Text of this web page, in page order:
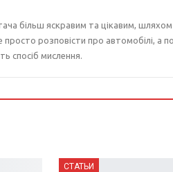
більш яскравим та цікавим, шляхом
просто розповісти про автомобілі, а
спосіб мислення.
СТАТЬИ